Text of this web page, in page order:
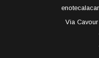
Via